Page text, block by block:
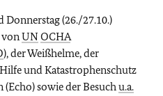
(26./27.10.)
vonUNOCHA
), der Weißhelme, der
und Katastrophenschutz
sowie der Besuchu.a.